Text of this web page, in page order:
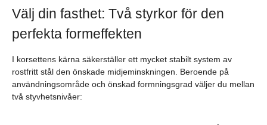
Välj din fasthet: Två styrkor för den
perfekta formeffekten
I korsettens kärna säkerställer ett mycket stabilt system av
rostfritt stål den önskade midjeminskningen. Beroende på
användningsområde och önskad formningsgrad väljer du mellan
två styvhetsnivåer: